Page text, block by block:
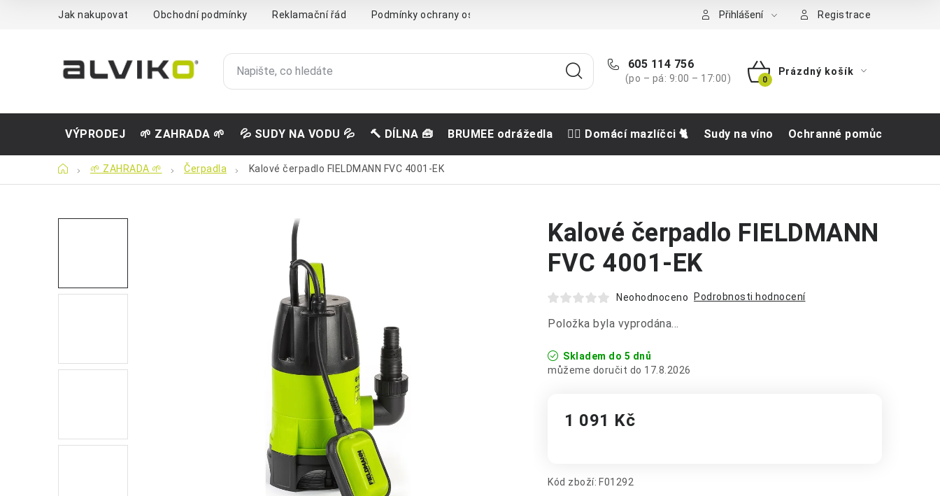
Jak nakupovat Obchodní podmínky Reklamační řád Podmínky ochrany osobních údajů Přihlášení Registrace
605 114 756
(po – pá: 9:00 – 17:00)
NÁKUPNÍ
Prázdný košík
VÝPRODEJ 🌱 ZAHRADA 🌱 💦 SUDY NA VODU 💦 🔨 DÍLNA 🧰 BRUMEE odrážedla 🐕‍🦺 Domácí mazlíčci 🐈 Sudy na víno Ochranné pomůcky
Domů🌱 ZAHRADA 🌱 Čerpadla Kalové čerpadlo FIELDMANN FVC 4001-EK
Kalové čerpadlo FIELDMANN
FVC 4001-EK
Neohodnoceno Podrobnosti hodnocení
Položka byla vyprodána…
Skladem do 5 dnů
17.8.2026
1 091 Kč
Kód zboží: F01292